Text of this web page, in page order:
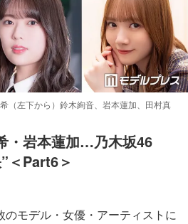
（左下から）鈴木絢音、岩本蓮加、田村真
・岩本蓮加…乃木坂46
＜Part6＞
のモデル・女優・アーティストに